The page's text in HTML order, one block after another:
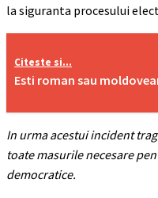
la siguranta procesului
Citeste si...
Esti roman sau
In urma acestui incident
toate masurile necesare
democratice.